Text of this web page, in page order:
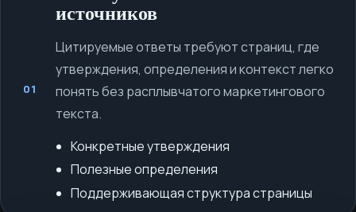
01
источников
Цитируемые ответы требуют страниц, где
утверждения, определения и контекст легко
понять без расплывчатого маркетингового
текста.
Конкретные утверждения
Полезные определения
Поддерживающая структура страницы